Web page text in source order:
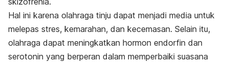
Hal ini karena olahraga tinju dapat menjadi media untuk
melepas stres, kemarahan, dan kecemasan. Selain itu,
olahraga dapat meningkatkan hormon endorfin dan
serotonin yang berperan dalam memperbaiki suasana